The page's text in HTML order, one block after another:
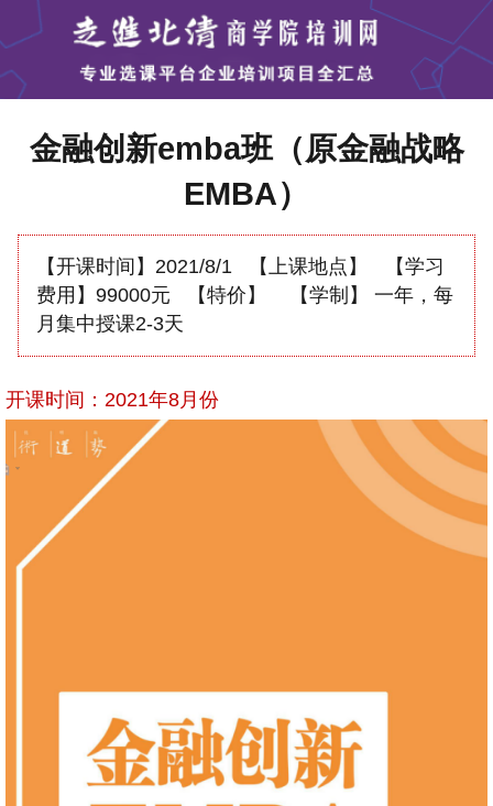
金融创新emba班（原金融战略
EMBA）
【开课时间】 2021/8/1 【上课地点】
【学习
费用】 99000元 【特价】 【学制】
一年，每
月集中授课2-3天
开课时间：2021年8月份